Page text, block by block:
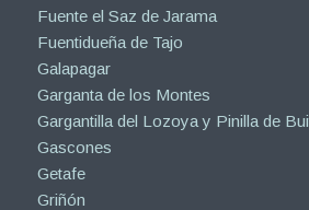
Fuente el Saz de Jarama
Fuentidueña de Tajo
Galapagar
Garganta de los Montes
Gargantilla del Lozoya y Pinilla de
Gascones
Getafe
Griñón